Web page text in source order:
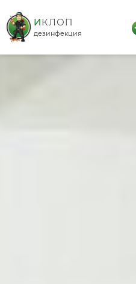
дезинфекция